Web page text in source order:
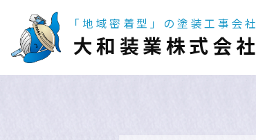
「地域密着型」の塗装工事会社
大和装業株式会社